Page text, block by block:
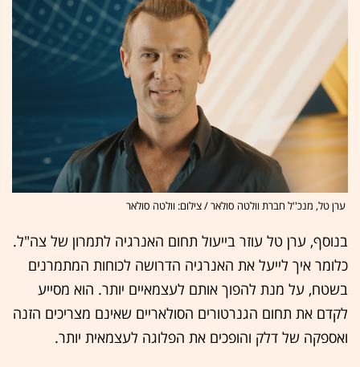
ערן טל, מנכ''ל חברת וולטה סולאר / צילום: וולטה סולאר
בנוסף, ערן טל עוזר בייעול תחום האנרגיה לתמרון של צה"ל.
כלומר איך לייעל את האנרגיה הדרושה לכוחות המתמרנים
בשטח, על מנת להפוך אותם לעצמאיים יותר. הוא מסייע
לקדם את תחום הגנרטורים הסולאריים שאינם מצריכים הזנה
ואספקה של דלק והופכים את הפלוגה לעצמאית יותר.